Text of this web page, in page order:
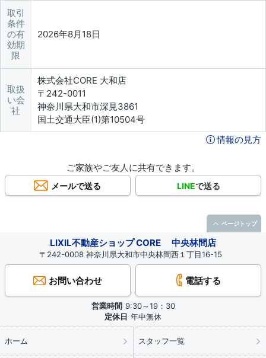
取引
条件
の有
効期
限
2026年8月18日
取扱
い会
社
株式会社CORE 大和店
〒242-0011
神奈川県大和市深見3861
国土交通大臣(1)第10504号
情報の見方
ご家族やご友人に共有できます。
メールで送る LINEで送る
LIXIL不動産ショップ CORE 中央林間店
〒242-0008 神奈川県大和市中央林間西１丁目16-15
お問い合わせ 電話する
営業時間 9:30～19：30
定休日 年中無休
ホーム スタッフ一覧
ページトップ